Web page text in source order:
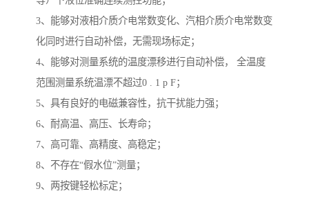
3、能够对液相介质介电常数变化、汽相介质介电常数变
化同时进行自动补偿，无需现场标定；
4、能够对测量系统的温度漂移进行自动补偿， 全温度
范围测量系统温漂不超过0 . 1 p F；
5、具有良好的电磁兼容性，抗干扰能力强；
6、耐高温、高压、长寿命；
7、高可靠、高精度、高稳定；
8、不存在“假水位”测量；
9、两按键轻松标定；